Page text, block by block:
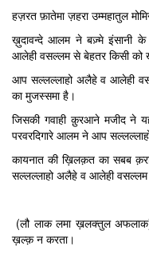
हज़रत फ़ातेमा ज़हरा उम्महातुल
ख़ुदावन्दे आलम ने बज़्मे इंसानी
आलेही वसल्लम से बेहतर किसी को
आप सल्लल्लाहो अलैहे व आलेही
का मुजस्समा है।
जिसकी गवाही क़ुरआने मजीद ने
परवरदिगारे आलम ने आप
कायनात की ख़िलक़त का सबब
सल्लल्लाहो अलैहे व आलेही
(लौ लाक लमा ख़लक्तुल
ख़ल्क़ न करता।